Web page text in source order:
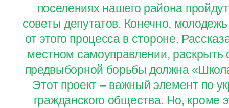
поселениях нашего района
советы депутатов. Конечно,
от этого процесса в стороне.
местном самоуправлении,
предвыборной борьбы должна
Этот проект – важный элемент по
гражданского общества. Но, кроме